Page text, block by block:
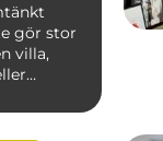
gör stor
villa,